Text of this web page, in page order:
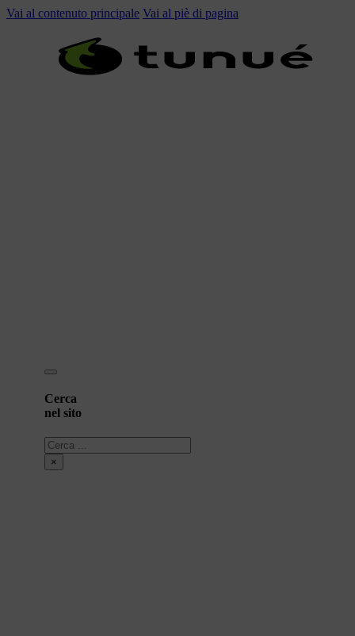
Vai al contenuto principale Vai al piè di pagina
Cerca
nel sito
Cerca
×